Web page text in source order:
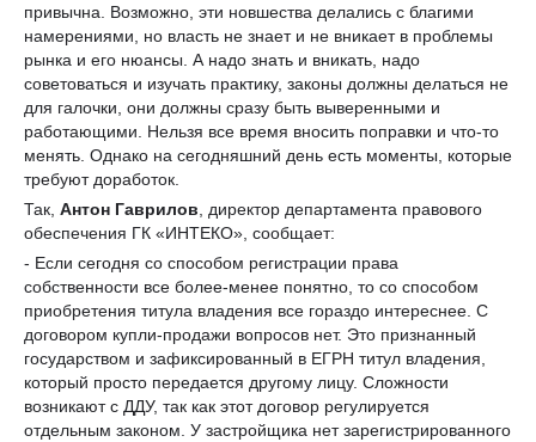
привычна. Возможно, эти новшества делались с благими
намерениями, но власть не знает и не вникает в проблемы
рынка и его нюансы. А надо знать и вникать, надо
советоваться и изучать практику, законы должны делаться не
для галочки, они должны сразу быть выверенными и
работающими. Нельзя все время вносить поправки и что-то
менять. Однако на сегодняшний день есть моменты, которые
требуют доработок.
Так, Антон Гаврилов , директор департамента правового
обеспечения ГК «ИНТЕКО», сообщает:
- Если сегодня со способом регистрации права
собственности все более-менее понятно, то со способом
приобретения титула владения все гораздо интереснее. С
договором купли-продажи вопросов нет. Это признанный
государством и зафиксированный в ЕГРН титул владения,
который просто передается другому лицу. Сложности
возникают с ДДУ, так как этот договор регулируется
отдельным законом. У застройщика нет зарегистрированного